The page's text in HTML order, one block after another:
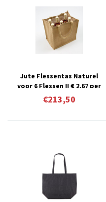
Jute Flessentas Naturel
voor 6 Flessen !! € 2,67 per
stuk verpakt á 80 stuks
€213,50